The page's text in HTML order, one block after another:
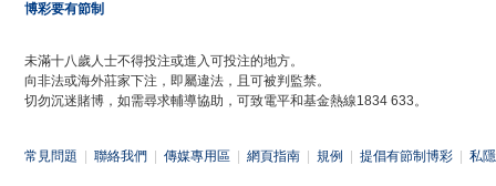
博彩要有節制
未滿十八歲人士不得投注或進入可投注的地方。
向非法或海外莊家下注，即屬違法，且可被判監禁。
切勿沉迷賭博，如需尋求輔導協助，可致電平和基金熱線1834 633。
常見問題 聯絡我們 傳媒專用區 網頁指南 規例 提倡有節制博彩 私